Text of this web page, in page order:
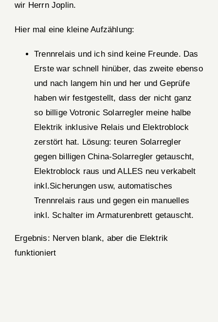
wir Herrn Joplin.
Hier mal eine kleine Aufzählung:
Trennrelais und ich sind keine Freunde. Das
Erste war schnell hinüber, das zweite ebenso
und nach langem hin und her und Geprüfe
haben wir festgestellt, dass der nicht ganz
so billige Votronic Solarregler meine halbe
Elektrik inklusive Relais und Elektroblock
zerstört hat. Lösung: teuren Solarregler
gegen billigen China-Solarregler getauscht,
Elektroblock raus und ALLES neu verkabelt
inkl.Sicherungen usw, automatisches
Trennrelais raus und gegen ein manuelles
inkl. Schalter im Armaturenbrett getauscht.
Ergebnis: Nerven blank, aber die Elektrik
funktioniert